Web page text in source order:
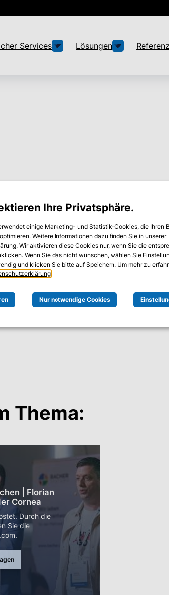
Services Lösungen
Privileged Access Management
zu gewährleisten und
Anforderungen zu erfüllen und damit
Thema:
| Florian
Cornea
Durch die
Sie die
Ihre Privatsphäre.
einige Marketing- und Statistik-Cookies, die Ihren
Weitere Informationen dazu finden Sie in unserer
Wir aktivieren diese Cookies nur, wenn Sie die
Wenn Sie das nicht wünschen, wählen Sie
und klicken Sie bitte auf Speichern. Um mehr zu
Nur notwendige Cookies